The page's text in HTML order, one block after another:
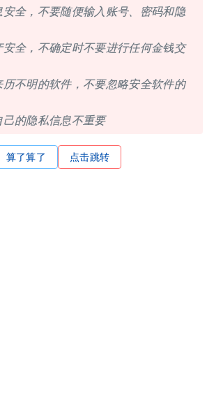
安全，不要随便输入账号、密码和隐
安全，不确定时不要进行任何金钱交
不明的软件，不要忽略安全软件的
的隐私信息不重要
算了算了 点击跳转